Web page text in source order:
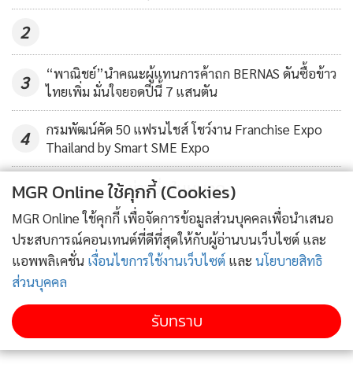
2
3
“พาณิชย์”นำคณะผู้แทนการค้าถก BERNAS ดันซื้อข้าว
ไทยเพิ่ม มั่นใจยอดปีนี้ 7 แสนตัน
4
กรมพัฒน์คัด 50 แฟรนไชส์ โชว์งาน Franchise Expo
Thailand by Smart SME Expo
ข่าวอื่นในหมวด
MGR Online ใช้คุกกี้ (Cookies)
MGR Online ใช้คุกกี้ เพื่อจัดการข้อมูลส่วนบุคคลเพื่อนำเสนอ
ประสบการณ์คอนเทนต์ที่ดีที่สุดให้กับผู้อ่านบนเว็บไซต์ และ
แอพพลิเคชั่น เงื่อนไขการใช้งานเว็บไซต์ และ นโยบายสิทธิ
ส่วนบุคคล
รับทราบ